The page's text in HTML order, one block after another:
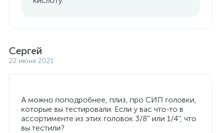
Сергей
22 июня 2021
А можно поподробнее, плиз, про СИП головки,
которые вы тестировали. Если у вас что-то в
ассортименте из этих головок 3/8'' или 1/4'', что
вы тестили?